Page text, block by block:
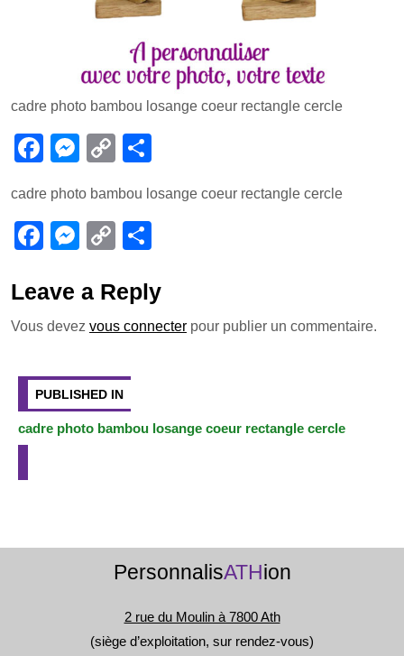
cadre photo bambou losange coeur rectangle cercle
F
c
e
o
o
M
ss
e
g
er
C
p
y
n
k
ta
cadre photo bambou losange coeur rectangle cercle
F
c
e
o
o
k
M
ss
e
g
er
C
p
y
n
k
ta
g
Leave a Reply
Vous devez vous connecter pour publier un commentaire.
l’article
PUBLISHED IN
cadre photo bambou losange coeur rectangle cercle
PersonnalisATHion
2 rue du Moulin à 7800 Ath
(siège d’exploitation, sur rendez-vous)